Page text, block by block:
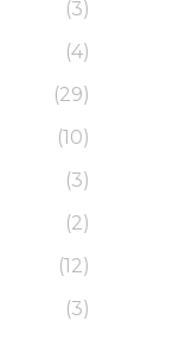
(3)
(4)
(29)
(10)
(3)
(2)
(12)
(3)